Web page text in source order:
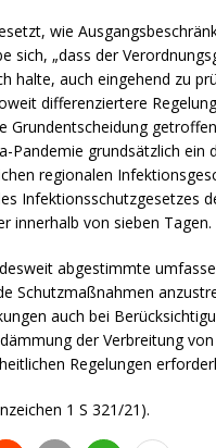
wie
sich, „dass der
halte, auch eingehend zu
differenziertere
Grundentscheidung
Pandemie grundsätzlich ein
regionalen
Infektionsschutzgesetzes
innerhalb von sieben Tagen.
abgestimmte
Schutzmaßnahmen
auch bei
der Verbreitung
Regelungen
1 S 321/21).